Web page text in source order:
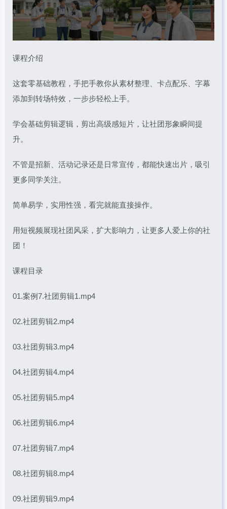
课程介绍
这套零基础教程，手把手教你从素材整理、卡点配乐、字幕
添加到转场特效，一步步轻松上手。
学会基础剪辑逻辑，剪出高级感短片，让社团形象瞬间提
升。
不管是招新、活动记录还是日常宣传，都能快速出片，吸引
更多同学关注。
简单易学，实用性强，看完就能直接操作。
用短视频展现社团风采，扩大影响力，让更多人爱上你的社
团！
课程目录
01.案例7.社团剪辑1.mp4
02.社团剪辑2.mp4
03.社团剪辑3.mp4
04.社团剪辑4.mp4
05.社团剪辑5.mp4
06.社团剪辑6.mp4
07.社团剪辑7.mp4
08.社团剪辑8.mp4
09.社团剪辑9.mp4